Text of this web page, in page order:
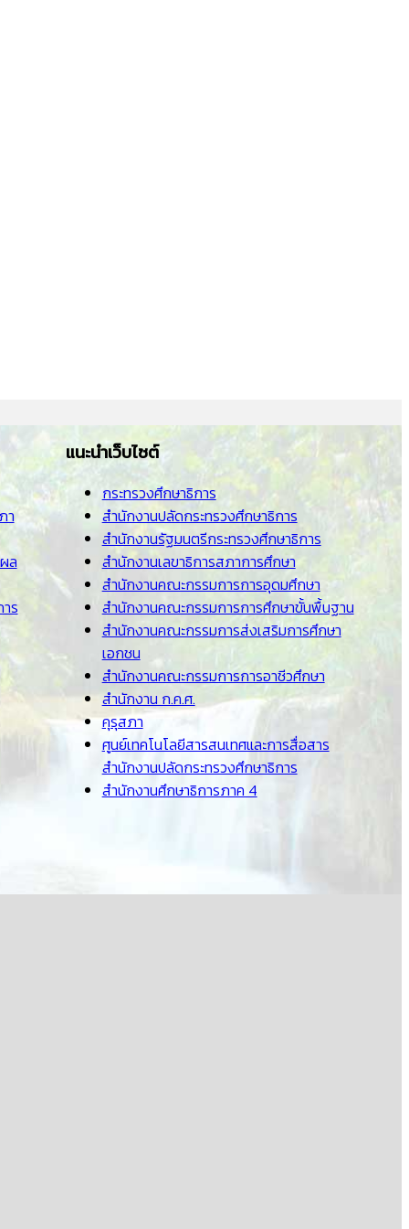
า
ล
ร
แนะนำเว็บไซต์
กระทรวงศึกษาธิการ
สำนักงานปลัดกระทรวงศึกษาธิการ
สำนักงานรัฐมนตรีกระทรวงศึกษาธิการ
สำนักงานเลขาธิการสภาการศึกษา
สำนักงานคณะกรรมการการอุดมศึกษา
สำนักงานคณะกรรมการการศึกษาขั้นพื้นฐาน
สำนักงานคณะกรรมการส่งเสริมการศึกษา
เอกชน
สำนักงานคณะกรรมการการอาชีวศึกษา
สำนักงาน ก.ค.ศ.
คุรุสภา
ศูนย์เทคโนโลยีสารสนเทศและการสื่อสาร
สำนักงานปลัดกระทรวงศึกษาธิการ
สำนักงานศึกษาธิการภาค 4